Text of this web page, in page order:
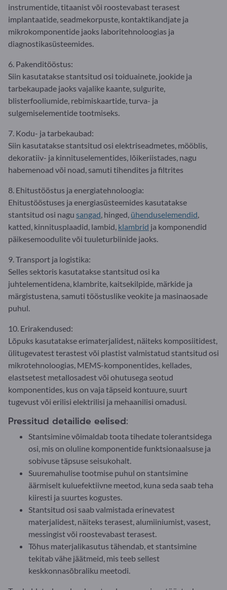
instrumentide, titaanist või roostevabast terasest
implantaatide, seadmekorpuste, kontaktikandjate ja
mikrokomponentide jaoks laboritehnoloogias ja
diagnostikasüsteemides.
6. Pakenditööstus:
Siin kasutatakse stantsitud osi toiduainete, jookide ja
tarbekaupade jaoks vajalike kaante, sulgurite,
blisterfooliumide, rebimiskaartide, turva- ja
sulgemiselementide tootmiseks.
7. Kodu- ja tarbekaubad:
Siin kasutatakse stantsitud osi elektriseadmetes, mööblis,
dekoratiiv- ja kinnituselementides, lõikeriistades, nagu
habemenoad või noad, samuti tihendites ja filtrites
8. Ehitustööstus ja energiatehnoloogia:
Ehitustööstuses ja energiasüsteemides kasutatakse
stantsitud osi nagu sangad, hinged, ühenduselemendid,
katted, kinnitusplaadid, lambid, klambrid ja komponendid
päikesemoodulite või tuuleturbiinide jaoks.
9. Transport ja logistika:
Selles sektoris kasutatakse stantsitud osi ka
juhtelementidena, klambrite, kaitsekilpide, märkide ja
märgistustena, samuti tööstuslike veokite ja masinaosade
puhul.
10. Erirakendused:
Lõpuks kasutatakse erimaterjalidest, näiteks komposiitidest,
ülitugevatest terastest või plastist valmistatud stantsitud osi
mikrotehnoloogias, MEMS-komponentides, kellades,
elastsetest metallosadest või ohutusega seotud
komponentides, kus on vaja täpseid kontuure, suurt
tugevust või erilisi elektrilisi ja mehaanilisi omadusi.
Pressitud detailide eelised:
Stantsimine võimaldab toota tihedate tolerantsidega
osi, mis on oluline komponentide funktsionaalsuse ja
sobivuse täpsuse seisukohalt.
Suuremahulise tootmise puhul on stantsimine
äärmiselt kuluefektiivne meetod, kuna seda saab teha
kiiresti ja suurtes kogustes.
Stantsitud osi saab valmistada erinevatest
materjalidest, näiteks terasest, alumiiniumist, vasest,
messingist või roostevabast terasest.
Tõhus materjalikasutus tähendab, et stantsimine
tekitab vähe jäätmeid, mis teeb sellest
keskkonnasõbraliku meetodi.